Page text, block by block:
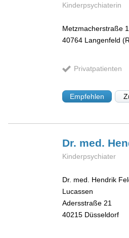
Kinderpsychiaterin
Metzmacherstraße
40764 Langenfeld
Privatpatienten
Empfehlen
Dr. med.
Kinderpsychiater
Dr. med. Hendrik
Lucassen
Adersstraße 21
40215 Düsseldorf